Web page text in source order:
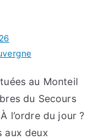
au Monteil
du Secours
l’ordre du jour ?
aux deux